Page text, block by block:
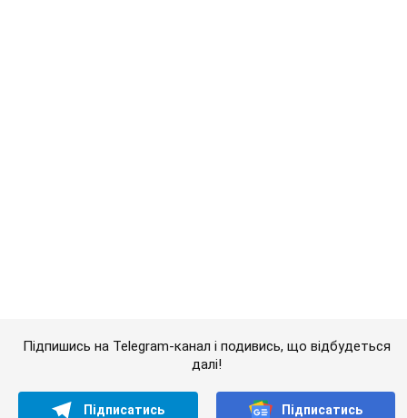
Москва може стати "островом" і зануритися в темряву,
спрогнозував військовий експерт
5.08.2026 16:00 60,9 т.